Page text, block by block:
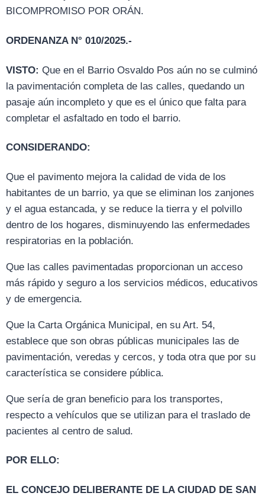
BICOMPROMISO POR ORÁN.
ORDENANZA N° 010/2025.-
VISTO: Que en el Barrio Osvaldo Pos aún no se culminó
la pavimentación completa de las calles, quedando un
pasaje aún incompleto y que es el único que falta para
completar el asfaltado en todo el barrio.
CONSIDERANDO:
Que el pavimento mejora la calidad de vida de los
habitantes de un barrio, ya que se eliminan los zanjones
y el agua estancada, y se reduce la tierra y el polvillo
dentro de los hogares, disminuyendo las enfermedades
respiratorias en la población.
Que las calles pavimentadas proporcionan un acceso
más rápido y seguro a los servicios médicos, educativos
y de emergencia.
Que la Carta Orgánica Municipal, en su Art. 54,
establece que son obras públicas municipales las de
pavimentación, veredas y cercos, y toda otra que por su
característica se considere pública.
Que sería de gran beneficio para los transportes,
respecto a vehículos que se utilizan para el traslado de
pacientes al centro de salud.
POR ELLO:
EL CONCEJO DELIBERANTE DE LA CIUDAD DE SAN